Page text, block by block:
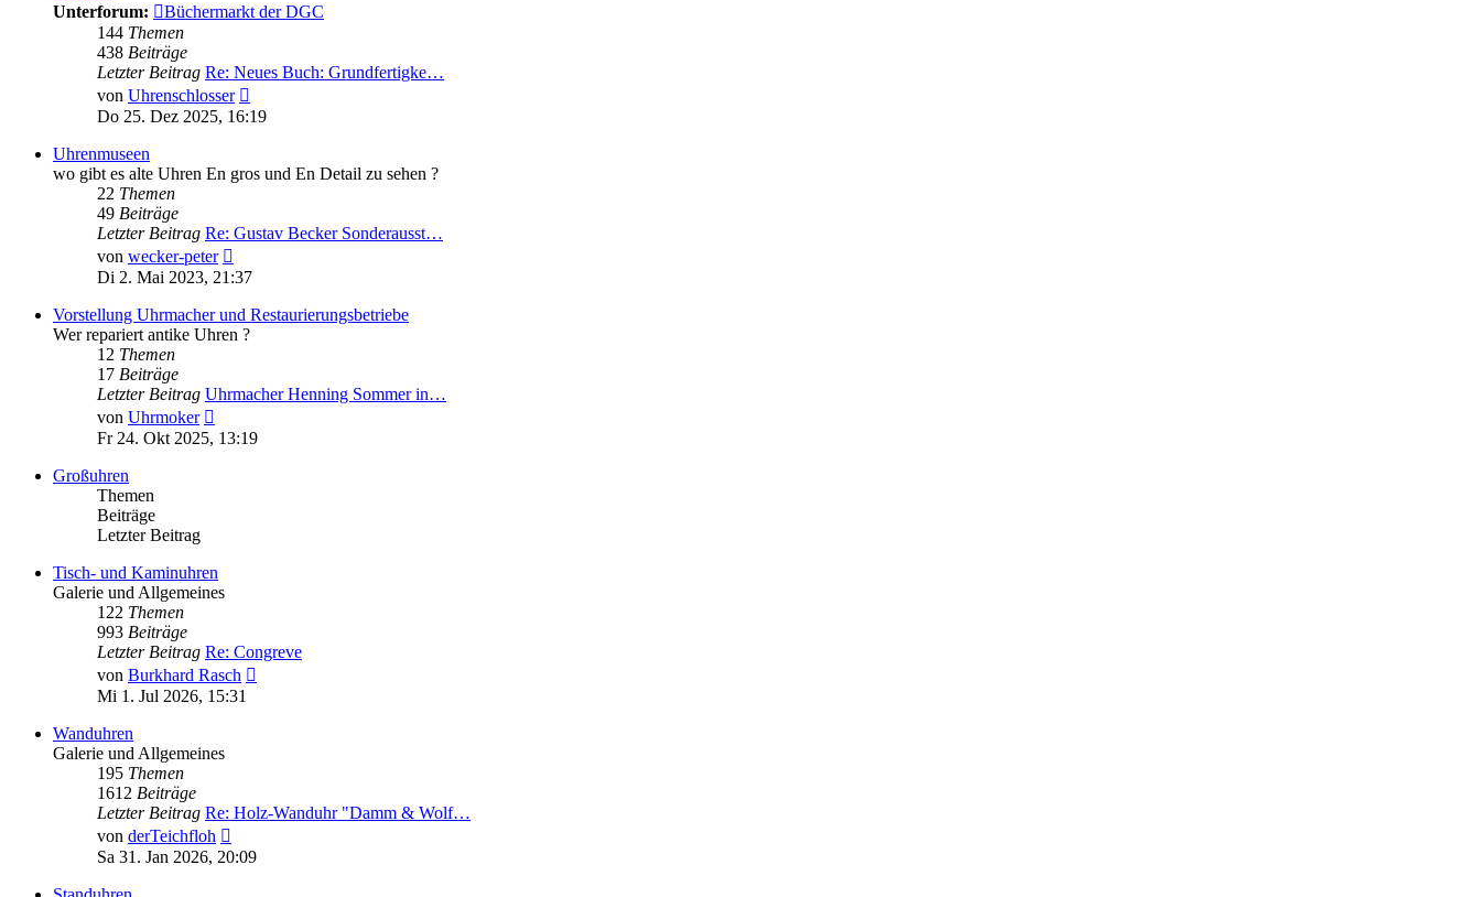
Unterforum:
Büchermarkt der DGC
144 Themen
438 Beiträge
Letzter Beitrag Re: Neues Buch: Grundfertigke…
von Uhrenschlosser
Beitrag
Do 25. Dez 2025, 16:19
Uhrenmuseen
wo gibt es alte Uhren En gros und En Detail zu sehen ?
22 Themen
49 Beiträge
Letzter Beitrag Re: Gustav Becker Sonderausst…
von wecker-peter
Beitrag
Di 2. Mai 2023, 21:37
Vorstellung Uhrmacher und Restaurierungsbetriebe
Wer repariert antike Uhren ?
12 Themen
17 Beiträge
Letzter Beitrag Uhrmacher Henning Sommer in…
von Uhrmoker
Beitrag
Fr 24. Okt 2025, 13:19
Großuhren
Themen
Beiträge
Letzter Beitrag
Tisch- und Kaminuhren
Galerie und Allgemeines
122 Themen
993 Beiträge
Letzter Beitrag Re: Congreve
von Burkhard Rasch
Mi 1. Jul 2026, 15:31
Wanduhren
Galerie und Allgemeines
195 Themen
1612 Beiträge
Letzter Beitrag Re: Holz-Wanduhr "Damm & Wolf…
von derTeichfloh
Beitrag
Sa 31. Jan 2026, 20:09